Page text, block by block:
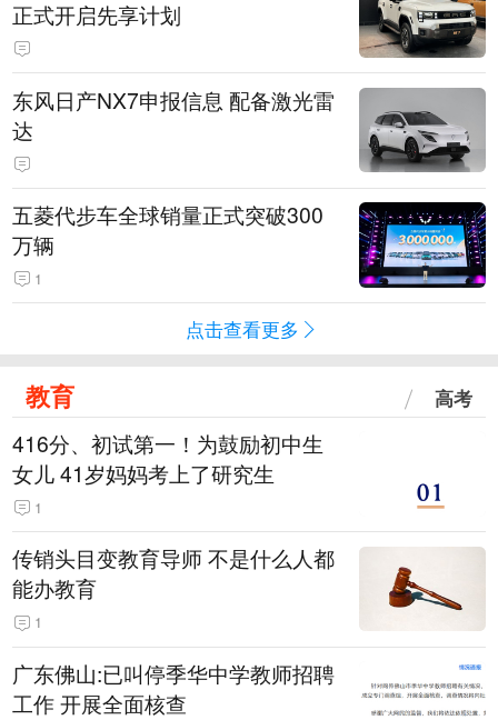
正式开启先享计划
东风日产NX7申报信息 配备激光雷
达
五菱代步车全球销量正式突破300
万辆
1
点击查看更多
教育 高考
416分、初试第一！为鼓励初中生
女儿 41岁妈妈考上了研究生
1
传销头目变教育导师 不是什么人都
能办教育
1
广东佛山:已叫停季华中学教师招聘
工作 开展全面核查